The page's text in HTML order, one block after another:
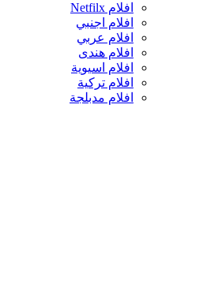
افلام Netfilx
افلام اجنبي
افلام عربي
افلام هندى
افلام اسيوية
افلام تركية
افلام مدبلجة